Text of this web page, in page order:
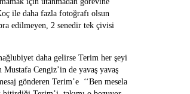
ile daha fazla fotoğrafı olsun
edilmeyen, 2 senedir tek çivisi
daha gelirse Terim her şeyi
Cengiz’in de yavaş yavaş
gönderen Terim’e ‘‘Ben mesela